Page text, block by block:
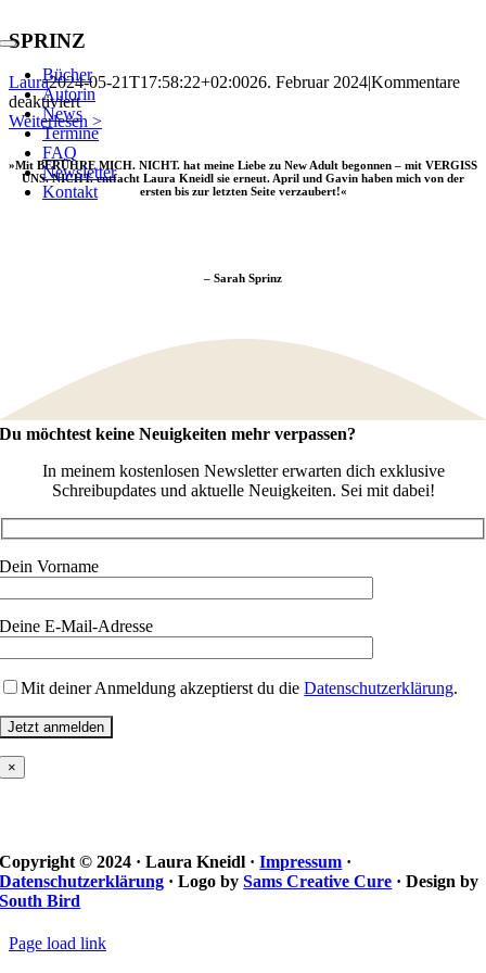
Inhalt
Toggle
Navigation
Bücher
Autorin
News
Termine
FAQ
Newsletter
Kontakt
SPRINZ
Laura2024-05-21T17:58:22+02:0026. Februar 2024|Kommentare
deaktiviertfür
SPRINZ
Weiterlesen >
»Mit BERÜHRE MICH. NICHT. hat meine Liebe zu New Adult begonnen – mit VERGISS
UNS. NICHT.entfacht Laura Kneidl sie erneut. April und Gavin haben mich von der
ersten bis zur letzten Seite verzaubert!«
– Sarah Sprinz
Du möchtest keine Neuigkeiten mehr verpassen?
In meinem kostenlosen Newsletter erwarten dich exklusive
Schreibupdates und aktuelle Neuigkeiten. Sei mit dabei!
Dein Vorname
Deine E-Mail-Adresse
Mit deiner Anmeldung akzeptierst du dieDatenschutzerklärung.
×
Copyright © 2024 · Laura Kneidl ·Impressum ·
Datenschutzerklärung · Logo bySams Creative Cure · Design by
South Bird
Page load link